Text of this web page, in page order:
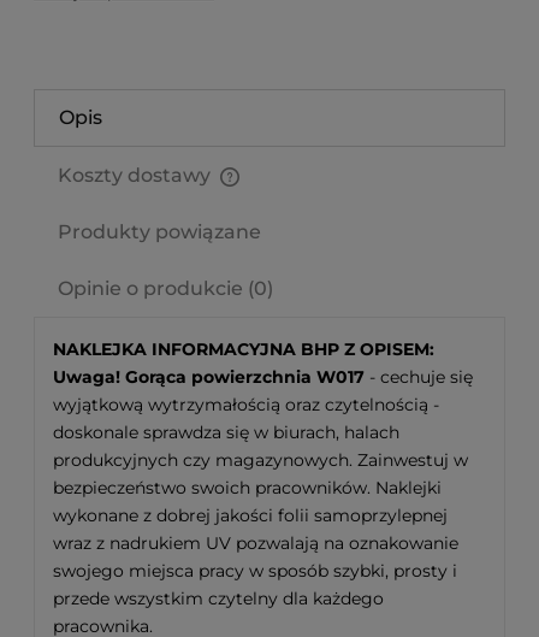
Opis
Koszty dostawy
Produkty powiązane
Opinie o produkcie (0)
NAKLEJKA INFORMACYJNA BHP Z OPISEM:
Uwaga! Gorąca powierzchnia W017 - cechuje się
wyjątkową wytrzymałością oraz czytelnością -
doskonale sprawdza się w biurach, halach
produkcyjnych czy magazynowych. Zainwestuj w
bezpieczeństwo swoich pracowników. Naklejki
wykonane z dobrej jakości folii samoprzylepnej
wraz z nadrukiem UV pozwalają na oznakowanie
swojego miejsca pracy w sposób szybki, prosty i
przede wszystkim czytelny dla każdego
pracownika.